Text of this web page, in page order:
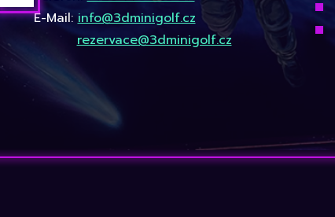
E-Mail:info@3dminigolf.cz
rezervace@3dminigolf.cz